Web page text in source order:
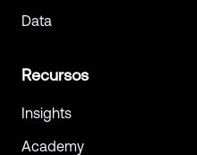
Data
Recursos
Insights
Academy